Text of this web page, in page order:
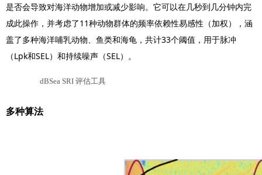
是否会导致对海洋动物增加或减少影响。它可以在几秒到几分钟内完
成此操作，并考虑了11种动物群体的频率依赖性易感性（加权），涵
盖了多种海洋哺乳动物、鱼类和海龟，共计33个阈值，用于脉冲
（Lpk和SEL）和持续噪声（SEL）。
多种算法
dBSea SRI 评估工具